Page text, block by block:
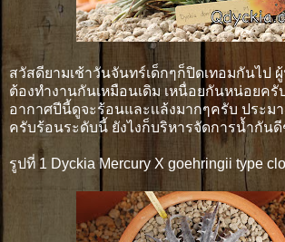
สวัสดียามเช้าวันจันทร์เด็กๆก็ปิดเทอมกันไป
ต้องทำงานกันเหมือนเดิม เหนื่อยกันหน่อยครั
อากาศปีนี้ดูจะร้อนและเเล้งมากๆครับ ประม
ครับร้อนระดับนี้ ยังไงก็บริหารจัดการน้ำกันดี
รูปที่ 1 Dyckia Mercury X goehringii type